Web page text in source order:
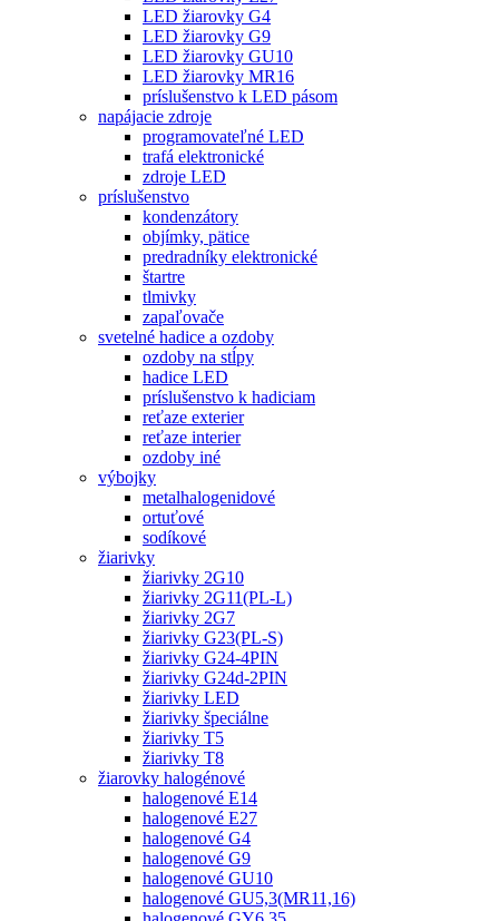
LED žiarovky G4
LED žiarovky G9
LED žiarovky GU10
LED žiarovky MR16
príslušenstvo k LED pásom
napájacie zdroje
programovateľné LED
trafá elektronické
zdroje LED
príslušenstvo
kondenzátory
objímky, pätice
predradníky elektronické
štartre
tlmivky
zapaľovače
svetelné hadice a ozdoby
ozdoby na stĺpy
hadice LED
príslušenstvo k hadiciam
reťaze exterier
reťaze interier
ozdoby iné
výbojky
metalhalogenidové
ortuťové
sodíkové
žiarivky
žiarivky 2G10
žiarivky 2G11(PL-L)
žiarivky 2G7
žiarivky G23(PL-S)
žiarivky G24-4PIN
žiarivky G24d-2PIN
žiarivky LED
žiarivky špeciálne
žiarivky T5
žiarivky T8
žiarovky halogénové
halogenové E14
halogenové E27
halogenové G4
halogenové G9
halogenové GU10
halogenové GU5,3(MR11,16)